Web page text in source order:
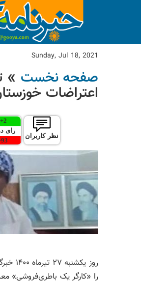
Sunday, Jul 18, 2021
صفحه نخست »
اعتراضات
نظر کاربران
2
+
رای
93
روز
را «کارگر یک باطری‌فروشی»